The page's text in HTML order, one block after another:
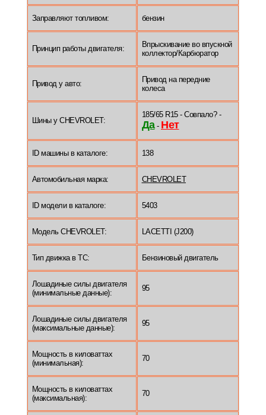
Заправляют топливом: бензин
Принцип работы двигателя:
Впрыскивание во впускной
коллектор/Карбюратор
Привод у авто:
Привод на передние
колеса
Шины у CHEVROLET:
185/65 R15 - Совпало? -
Да- Нет
ID машины в каталоге: 138
Автомобильная марка: CHEVROLET
ID модели в каталоге: 5403
Модель CHEVROLET: LACETTI (J200)
Тип движка в ТС: Бензиновый двигатель
Лошадиные силы двигателя
(минимальные данные):
95
Лошадиные силы двигателя
(максимальные данные):
95
Мощность в киловаттах
(минимальная):
70
Мощность в киловаттах
(максимальная):
70